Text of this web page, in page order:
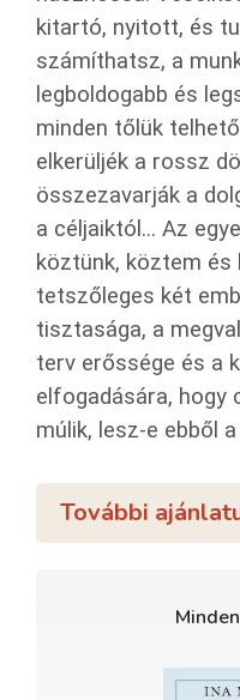
kitartó, nyitott, és
számíthatsz, a
legboldogabb és
minden tőlük
elkerüljék a rossz
összezavarják a
a céljaiktól... Az
köztünk, köztem és
tetszőleges két
tisztasága, a
terv erőssége és a
elfogadására, hogy
múlik, lesz-e ebből
További